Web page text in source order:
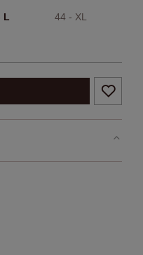
L 44 - XL